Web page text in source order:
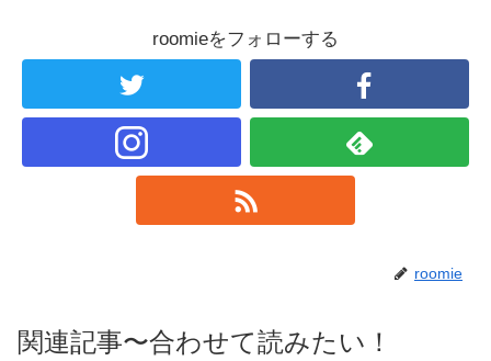
roomieをフォローする
roomie
関連記事〜合わせて読みたい！